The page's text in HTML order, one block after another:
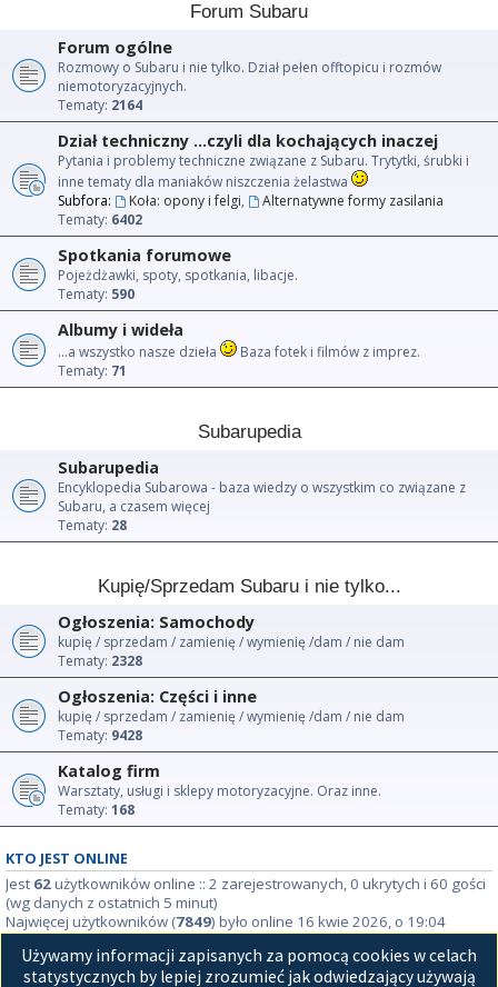
Forum Subaru
Forum ogólne
Rozmowy o Subaru i nie tylko. Dział pełen offtopicu i rozmów
niemotoryzacyjnych.
Tematy: 2164
Dział techniczny ...czyli dla kochających inaczej
Pytania i problemy techniczne związane z Subaru. Trytytki, śrubki i
inne tematy dla maniaków niszczenia żelastwa
Subfora:
Koła: opony i felgi,
Alternatywne formy zasilania
Tematy: 6402
Spotkania forumowe
Pojeżdżawki, spoty, spotkania, libacje.
Tematy: 590
Albumy i wideła
...a wszystko nasze dzieła
Baza fotek i filmów z imprez.
Tematy: 71
Subarupedia
Subarupedia
Encyklopedia Subarowa - baza wiedzy o wszystkim co związane z
Subaru, a czasem więcej
Tematy: 28
Kupię/Sprzedam Subaru i nie tylko...
Ogłoszenia: Samochody
kupię / sprzedam / zamienię / wymienię /dam / nie dam
Tematy: 2328
Ogłoszenia: Części i inne
kupię / sprzedam / zamienię / wymienię /dam / nie dam
Tematy: 9428
Katalog firm
Warsztaty, usługi i sklepy motoryzacyjne. Oraz inne.
Tematy: 168
KTO JEST ONLINE
Jest 62użytkowników online :: 2 zarejestrowanych, 0 ukrytych i 60 gości
(wg danych z ostatnich 5 minut)
Najwięcej użytkowników (7849) było online 16 kwie 2026, o 19:04
STATYSTYKI
Używamy informacji zapisanych za pomocą cookies w celach
statystycznych by lepiej zrozumieć jak odwiedzający używają